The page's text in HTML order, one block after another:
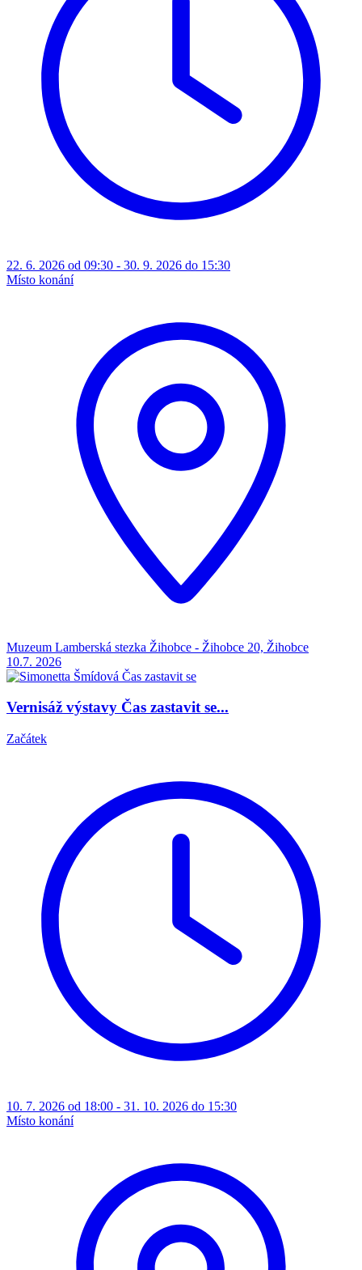
22. 6. 2026 od 09:30 - 30. 9. 2026 do 15:30
Místo konání
Muzeum Lamberská stezka Žihobce - Žihobce 20, Žihobce
10.7. 2026
Vernisáž výstavy Čas zastavit se...
Začátek
10. 7. 2026 od 18:00 - 31. 10. 2026 do 15:30
Místo konání